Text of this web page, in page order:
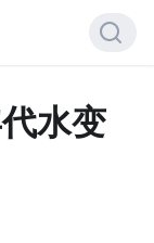
水变